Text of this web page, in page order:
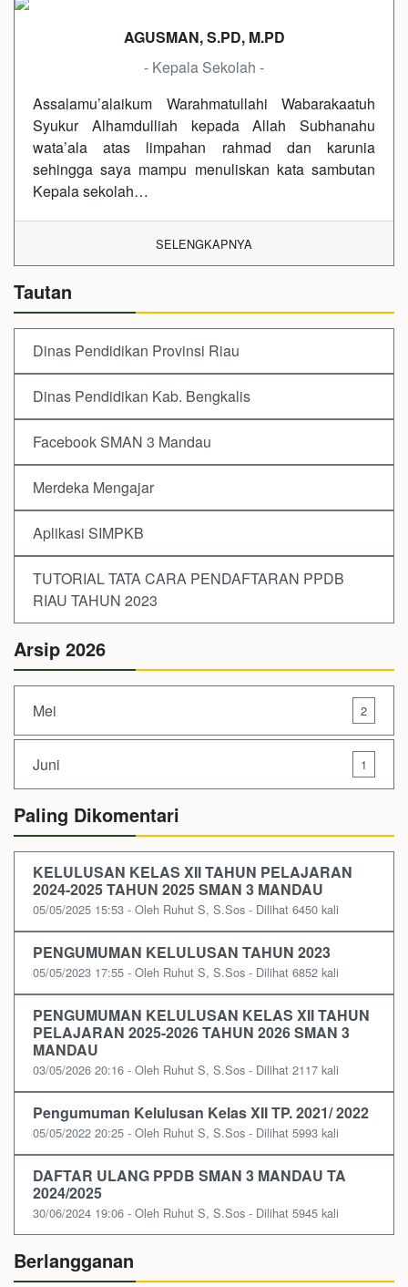
AGUSMAN, S.PD, M.PD
- Kepala Sekolah -
Assalamu’alaikum Warahmatullahi Wabarakaatuh
Syukur Alhamdulliah kepada Allah Subhanahu
wata’ala atas limpahan rahmad dan karunia
sehingga saya mampu menuliskan kata sambutan
Kepala sekolah…
SELENGKAPNYA
Tautan
Dinas Pendidikan Provinsi Riau
Dinas Pendidikan Kab. Bengkalis
Facebook SMAN 3 Mandau
Merdeka Mengajar
Aplikasi SIMPKB
TUTORIAL TATA CARA PENDAFTARAN PPDB
RIAU TAHUN 2023
Arsip 2026
Mei 2
Juni 1
Paling Dikomentari
KELULUSAN KELAS XII TAHUN PELAJARAN
2024-2025 TAHUN 2025 SMAN 3 MANDAU
05/05/2025 15:53 - Oleh Ruhut S, S.Sos - Dilihat 6450 kali
PENGUMUMAN KELULUSAN TAHUN 2023
05/05/2023 17:55 - Oleh Ruhut S, S.Sos - Dilihat 6852 kali
PENGUMUMAN KELULUSAN KELAS XII TAHUN
PELAJARAN 2025-2026 TAHUN 2026 SMAN 3
MANDAU
03/05/2026 20:16 - Oleh Ruhut S, S.Sos - Dilihat 2117 kali
Pengumuman Kelulusan Kelas XII TP. 2021/ 2022
05/05/2022 20:25 - Oleh Ruhut S, S.Sos - Dilihat 5993 kali
DAFTAR ULANG PPDB SMAN 3 MANDAU TA
2024/2025
30/06/2024 19:06 - Oleh Ruhut S, S.Sos - Dilihat 5945 kali
Berlangganan